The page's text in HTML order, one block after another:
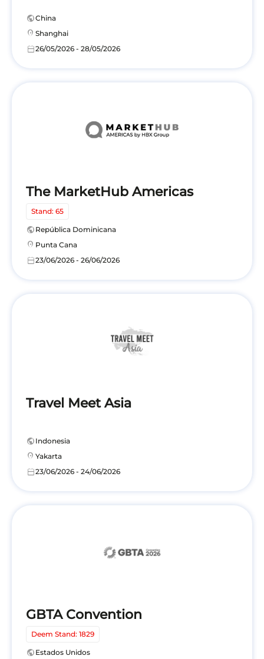
publicChina
location_on Shanghai
calendar_today26/05/2026 - 28/05/2026
The MarketHub Americas
Stand: 65
public República Dominicana
location_on Punta Cana
calendar_today23/06/2026 - 26/06/2026
Travel Meet Asia
public Indonesia
location_on Yakarta
calendar_today23/06/2026 - 24/06/2026
GBTA Convention
Deem Stand: 1829
public Estados Unidos